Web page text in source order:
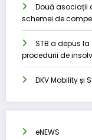
Două asociații
schemei de
STB a depus
procedurii de
DKV Mobility și
eNEWS